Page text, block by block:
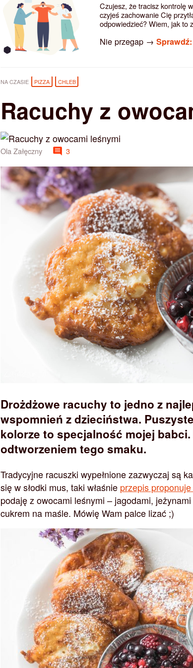
Czujesz, że tracisz kontrolę
czyjeś zachowanie Cię
odpowiedzieć? Wiem, jak to
Nie przegap →
NA CZASIE PIZZA CHLEB
Racuchy z
Ola Załęczny 3
Drożdżowe racuchy to jedno z
wspomnień z dzieciństwa.
kolorze to specjalność mojej
odtworzeniem tego smaku.
Tradycyjne racuszki wypełnione zazwyczaj są
się w słodki mus, taki właśnie przepis
podaję z owocami leśnymi – jagodami,
cukrem na maśle. Mówię Wam palce lizać ;)